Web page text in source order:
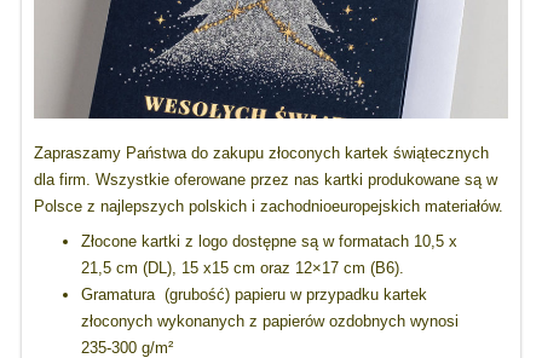
Zapraszamy Państwa do zakupu złoconych kartek świątecznych
dla firm. Wszystkie oferowane przez nas kartki produkowane są w
Polsce z najlepszych polskich i zachodnioeuropejskich materiałów.
Złocone kartki z logo dostępne są w formatach 10,5 x
21,5 cm (DL), 15 x15 cm oraz 12×17 cm (B6).
Gramatura (grubość) papieru w przypadku kartek
złoconych wykonanych z papierów ozdobnych wynosi
235-300 g/m²